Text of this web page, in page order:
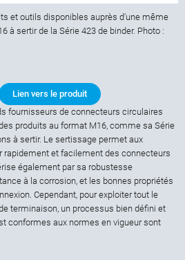
et outils disponibles auprès d'une même
à sertir de la Série 423 de binder. Photo :
Lien vers le produit
fournisseurs de connecteurs circulaires
produits au format M16, comme sa Série
à sertir. Le sertissage permet aux
rapidement et facilement des connecteurs
également par sa robustesse
à la corrosion, et les bonnes propriétés
Cependant, pour exploiter tout le
terminaison, un processus bien défini et
conformes aux normes en vigueur sont